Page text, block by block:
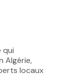
qui
Algérie,
locaux